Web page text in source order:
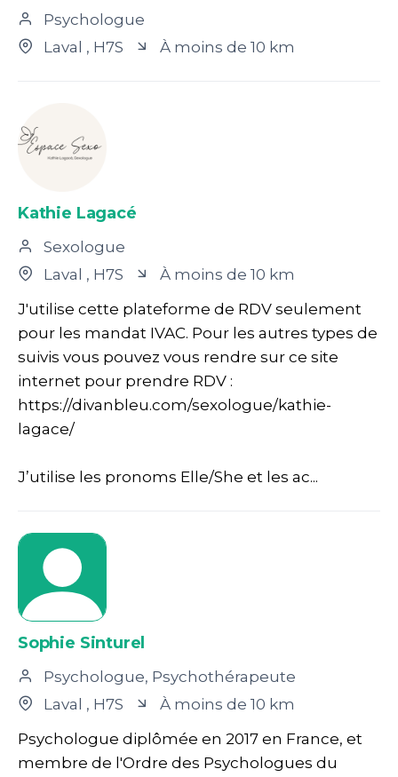
Psychologue
Laval , H7S À moins de 10 km
Kathie Lagacé
Sexologue
Laval , H7S
À moins de 10 km
J'utilise cette plateforme de RDV seulement
pour les mandat IVAC. Pour les autres types de
suivis vous pouvez vous rendre sur ce site
internet pour prendre RDV :
https://divanbleu.com/sexologue/kathie-
lagace/
J’utilise les pronoms Elle/She et les ac...
Sophie Sinturel
Psychologue, Psychothérapeute
Laval , H7S
À moins de 10 km
Psychologue diplômée en 2017 en France, et
membre de l'Ordre des Psychologues du